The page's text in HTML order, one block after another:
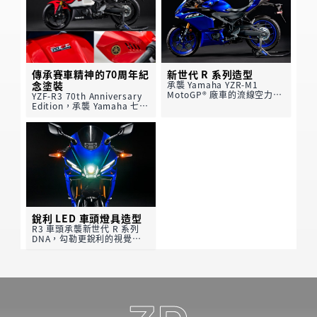
傳承賽車精神的70周年紀
念塗裝
YZF-R3 70th Anniversary
Edition，承襲 Yamaha 七十
牌自 1955 年創立以來的榮耀
歷程致敬。經典白紅 Speed
Block 紀念塗裝、金色
Yamaha 音叉標誌，以及專
屬 70th Anniversary
Edition 銘牌，巧妙融入 R3
俐落緊緻、極具現代感的新世
代 R 系列造型之中，在傳統
與革新之間取得恰到好處的平
衡，展現 Yamaha 對性能、
美學與賽道精神始終如一的堅
持。
新世代 R 系列造型
承襲 Yamaha YZR-M1
MotoGP® 廠車的流線空力設
銳利 LED 車頭燈具造型
R3 車頭承襲新世代 R 系列
DNA，勾勒更銳利的視覺表
度與現代質感。車頭並採用以
定風翼點綴，強化賽車化氛圍